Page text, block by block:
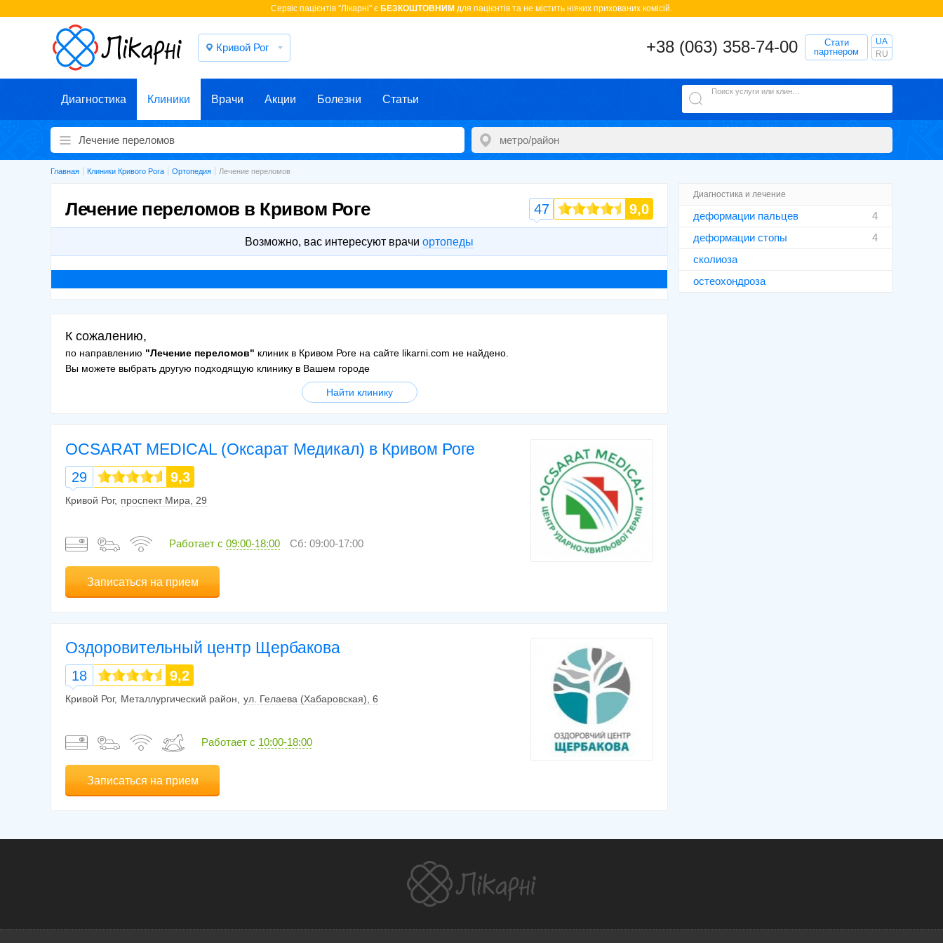
Cервіс пацієнтів "Лікарні" є БЕЗКОШТОВНИМ для пацієнтів та не містить ніяких прихованих комісій.
Кривой Рог +38 (063) 358-74-00
Стати
партнером
UA
RU
Диагностика Клиники Врачи Акции Болезни Статьи
Главная Клиники Кривого Рога Ортопедия Лечение переломов
Лечение переломов в Кривом Роге
Возможно, вас интересуют врачи ортопеды
47 9,0
К сожалению,
по направлению "Лечение переломов" клиник в Кривом Роге на сайте likarni.com не найдено.
Вы можете выбрать другую подходящую клинику в Вашем городе
Найти клинику
OCSARAT MEDICAL (Оксарат Медикал) в Кривом Роге
29 9,3
Кривой Рог проспект Мира, 29
Работает с 09:00-18:00 Сб: 09:00-17:00
Записаться на прием
Оздоровительный центр Щербакова
18 9,2
Кривой Рог Металлургический район ул. Гелаева (Хабаровская), 6
Работает с 10:00-18:00
Записаться на прием
Диагностика и лечение
деформации пальцев
4
деформации стопы
4
сколиоза
остеохондроза